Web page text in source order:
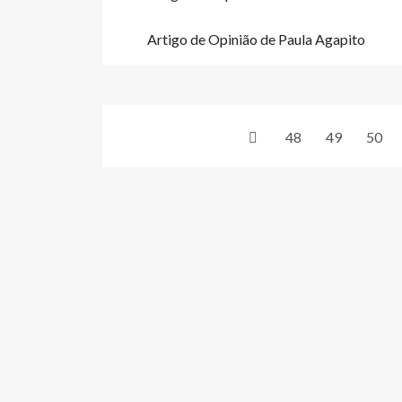
Artigo de Opinião de Paula Agapito
48 49 50